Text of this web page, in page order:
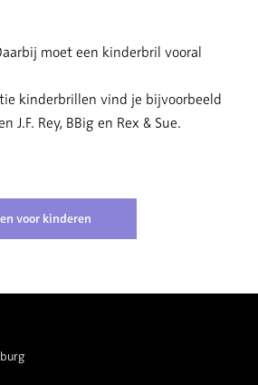
moet een kinderbril vooral
kinderbrillen vind je bijvoorbeeld
J.F. Rey, BBig en Rex & Sue.
voor kinderen